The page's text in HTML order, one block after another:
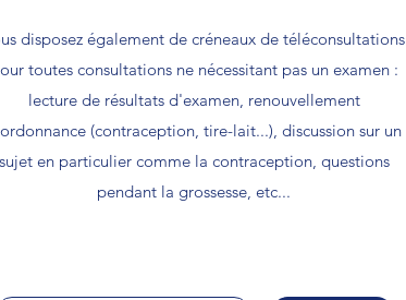
disposez également de créneaux de téléconsultations
toutes consultations ne nécessitant pas un examen :
lecture de résultats d'examen, renouvellement
(contraception, tire-lait...), discussion sur un
sujet en particulier comme la contraception, questions
pendant la grossesse, etc...